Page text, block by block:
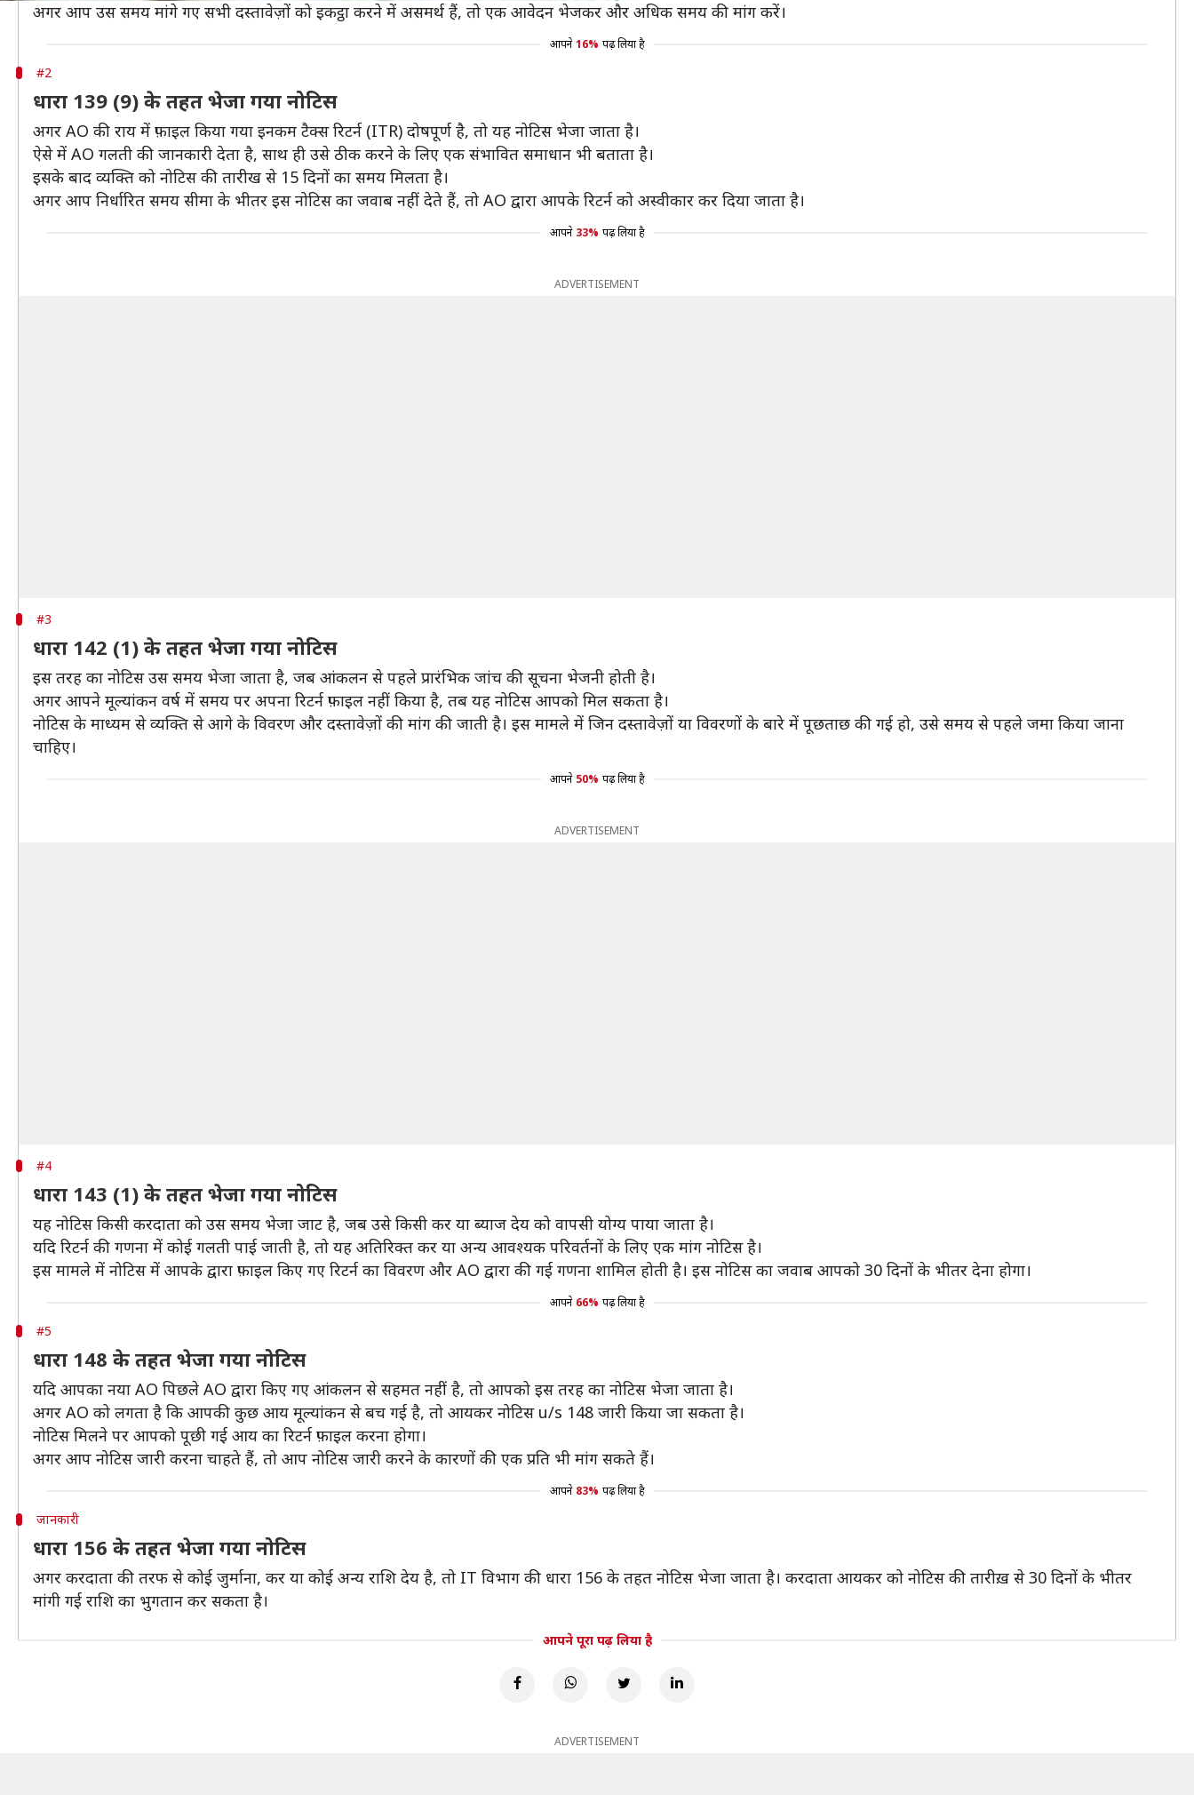
अगर आप उस समय मांगे गए सभी दस्तावेज़ों को इकट्ठा करने में असमर्थ हैं, तो एक आवेदन भेजकर और अधिक समय की मांग करें।
आपने 16% पढ़ लिया है
#2
धारा 139 (9) के तहत भेजा गया नोटिस
अगर AO की राय में फ़ाइल किया गया इनकम टैक्स रिटर्न (ITR) दोषपूर्ण है, तो यह नोटिस भेजा जाता है।
ऐसे में AO गलती की जानकारी देता है, साथ ही उसे ठीक करने के लिए एक संभावित समाधान भी बताता है।
इसके बाद व्यक्ति को नोटिस की तारीख से 15 दिनों का समय मिलता है।
अगर आप निर्धारित समय सीमा के भीतर इस नोटिस का जवाब नहीं देते हैं, तो AO द्वारा आपके रिटर्न को अस्वीकार कर दिया जाता है।
आपने 33% पढ़ लिया है
ADVERTISEMENT
#3
धारा 142 (1) के तहत भेजा गया नोटिस
इस तरह का नोटिस उस समय भेजा जाता है, जब आंकलन से पहले प्रारंभिक जांच की सूचना भेजनी होती है।
अगर आपने मूल्यांकन वर्ष में समय पर अपना रिटर्न फ़ाइल नहीं किया है, तब यह नोटिस आपको मिल सकता है।
नोटिस के माध्यम से व्यक्ति से आगे के विवरण और दस्तावेज़ों की मांग की जाती है। इस मामले में जिन दस्तावेज़ों या विवरणों के बारे में पूछताछ की गई हो, उसे समय से पहले जमा किया जाना
चाहिए।
आपने 50% पढ़ लिया है
ADVERTISEMENT
#4
धारा 143 (1) के तहत भेजा गया नोटिस
यह नोटिस किसी करदाता को उस समय भेजा जाट है, जब उसे किसी कर या ब्याज देय को वापसी योग्य पाया जाता है।
यदि रिटर्न की गणना में कोई गलती पाई जाती है, तो यह अतिरिक्त कर या अन्य आवश्यक परिवर्तनों के लिए एक मांग नोटिस है।
इस मामले में नोटिस में आपके द्वारा फ़ाइल किए गए रिटर्न का विवरण और AO द्वारा की गई गणना शामिल होती है। इस नोटिस का जवाब आपको 30 दिनों के भीतर देना होगा।
आपने 66% पढ़ लिया है
#5
धारा 148 के तहत भेजा गया नोटिस
यदि आपका नया AO पिछले AO द्वारा किए गए आंकलन से सहमत नहीं है, तो आपको इस तरह का नोटिस भेजा जाता है।
अगर AO को लगता है कि आपकी कुछ आय मूल्यांकन से बच गई है, तो आयकर नोटिस u/s 148 जारी किया जा सकता है।
नोटिस मिलने पर आपको पूछी गई आय का रिटर्न फ़ाइल करना होगा।
अगर आप नोटिस जारी करना चाहते हैं, तो आप नोटिस जारी करने के कारणों की एक प्रति भी मांग सकते हैं।
आपने 83% पढ़ लिया है
जानकारी
धारा 156 के तहत भेजा गया नोटिस
अगर करदाता की तरफ से कोई जुर्माना, कर या कोई अन्य राशि देय है, तो IT विभाग की धारा 156 के तहत नोटिस भेजा जाता है। करदाता आयकर को नोटिस की तारीख़ से 30 दिनों के भीतर
मांगी गई राशि का भुगतान कर सकता है।
आपने पूरा पढ़ लिया है
ADVERTISEMENT